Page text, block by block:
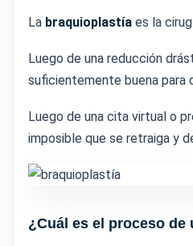
La braquioplastía es la
Luego de una reducción
suficientemente buena para
Luego de una cita virtual o
imposible que se retraiga y
¿Cuál es el proceso